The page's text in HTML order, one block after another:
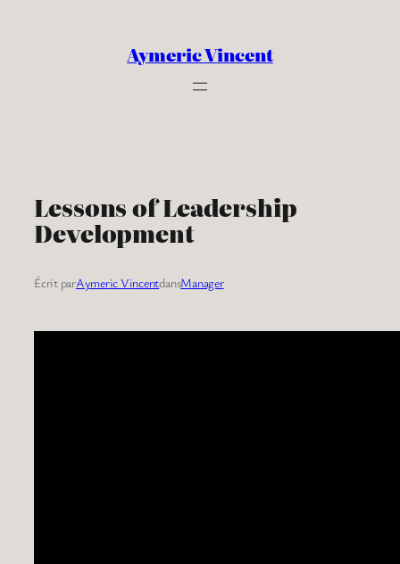
Aymeric Vincent
Lessons of Leadership
Development
Écrit parAymeric VincentdansManager